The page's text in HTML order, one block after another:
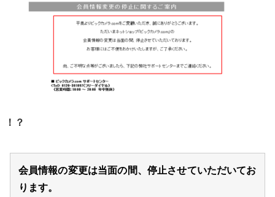
！？
会員情報の変更は当面の間、停止させていただいてお
ります。